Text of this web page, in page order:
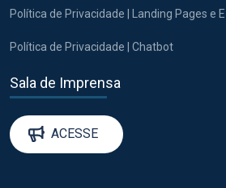
Política de Privacidade | Landing Pages e
Política de Privacidade | Chatbot
Sala de Imprensa
ACESSE